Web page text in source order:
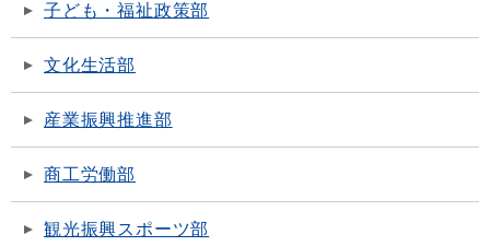
子ども・福祉政策部
文化生活部
産業振興推進部
商工労働部
観光振興スポーツ部